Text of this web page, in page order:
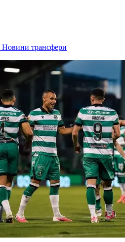
Новини трансфери